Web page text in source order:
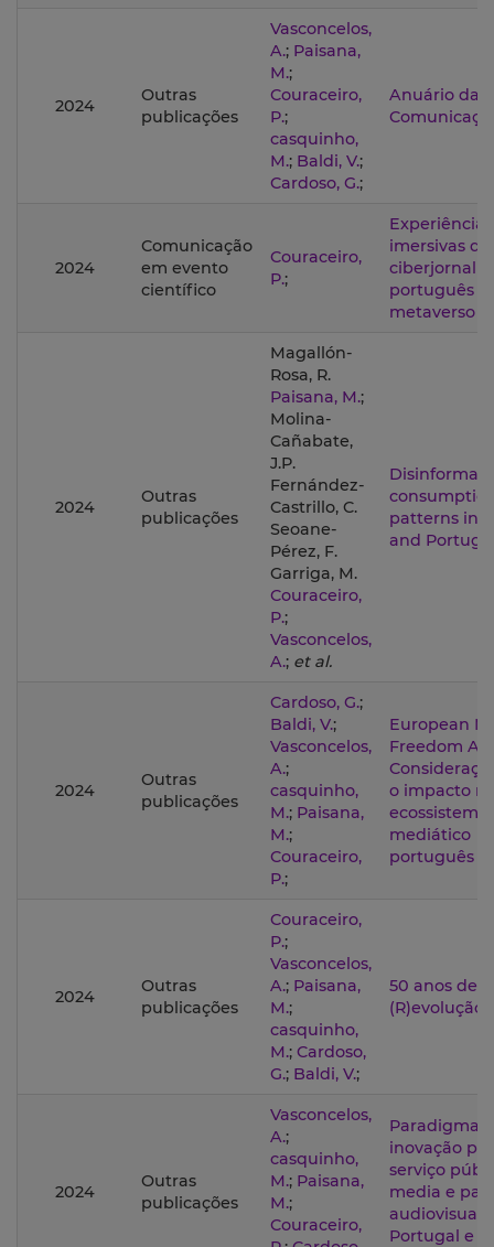
2024
Outras
publicações
Vasconcelos,
A.; Paisana,
M.;
Couraceiro,
P.;
casquinho,
M.; Baldi, V.;
Cardoso, G.;
Anuário da
2024
Comunicação
em evento
científico
Couraceiro,
P.;
Experiências
imersivas do
português
metaverso
2024
Outras
publicações
Magallón-
Rosa, R.
Paisana, M.;
Molina-
Cañabate,
J.P.
Fernández-
Castrillo, C.
Seoane-
Pérez, F.
Garriga, M.
Couraceiro,
P.;
Vasconcelos,
A.; et al.
patterns in
and
2024
Outras
publicações
Cardoso, G.;
Baldi, V.;
Vasconcelos,
A.;
casquinho,
M.; Paisana,
M.;
Couraceiro,
P.;
European
Freedom
o impacto
ecossistema
mediático
português
2024
Outras
publicações
Couraceiro,
P.;
Vasconcelos,
A.; Paisana,
M.;
casquinho,
M.; Cardoso,
G.; Baldi, V.;
50 anos de
(R)evolução
2024
Outras
publicações
Vasconcelos,
A.;
casquinho,
M.; Paisana,
M.;
Couraceiro,
Paradigmas
inovação
serviço
media e
audiovisual
Portugal e